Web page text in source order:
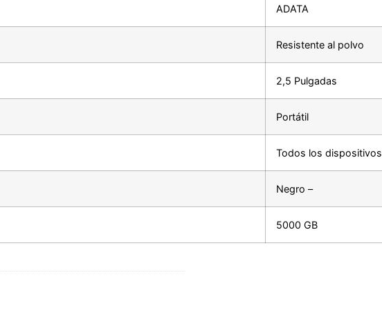
ADATA
Resistente al polvo
2,5 Pulgadas
Portátil
Todos los dispositivos
Negro –
5000 GB